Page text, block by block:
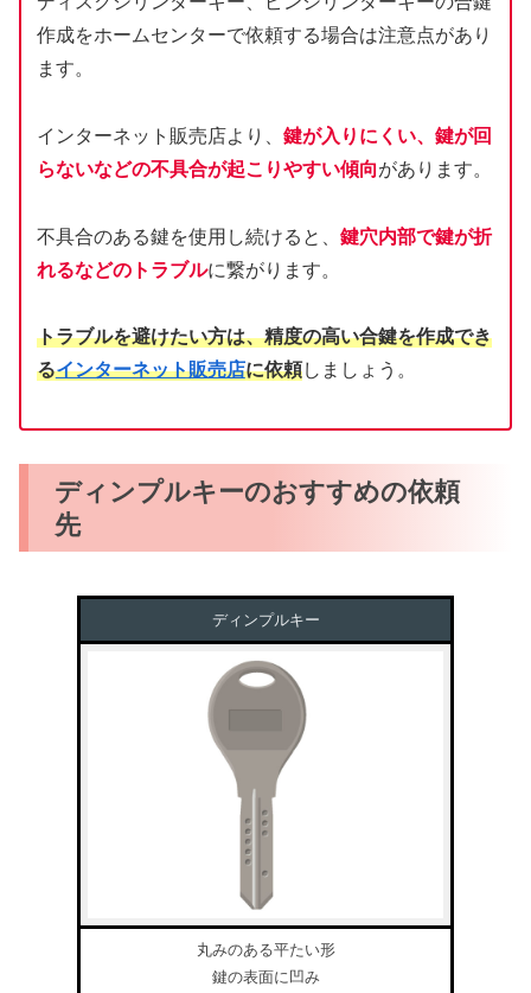
作成をホームセンターで依頼する場合は注意点があり
ます。
インターネット販売店より、 鍵が入りにくい、鍵が回
らないなどの不具合が起こりやすい傾向があります。
不具合のある鍵を使用し続けると、 鍵穴内部で鍵が折
れるなどのトラブルに繋がります。
トラブルを避けたい方は、精度の高い合鍵を作成でき
るインターネット販売店に依頼しましょう。
ディンプルキーのおすすめの依頼
先
ディンプルキー
丸みのある平たい形
鍵の表面に凹み